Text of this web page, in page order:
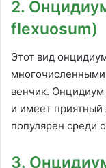
2.
flexuosum)
Этот вид
венчик.
и имеет приятный
популярен среди
3.